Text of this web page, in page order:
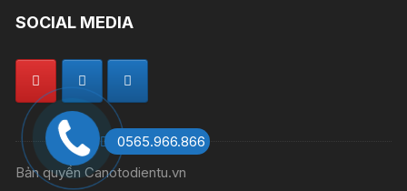
SOCIAL MEDIA
Bản quyền Canotodientu.vn
0565.966.866